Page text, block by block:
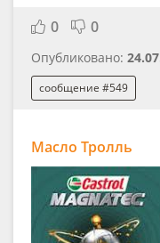
0 0
Опубликовано:
сообщение #549
Масло Тролль